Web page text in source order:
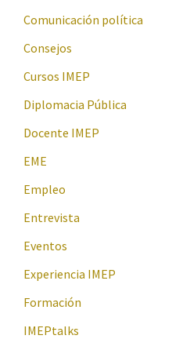
Comunicación política
Consejos
Cursos IMEP
Diplomacia Pública
Docente IMEP
EME
Empleo
Entrevista
Eventos
Experiencia IMEP
Formación
IMEPtalks